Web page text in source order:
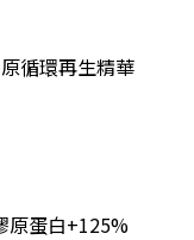
循環再生精華
原蛋白+125%